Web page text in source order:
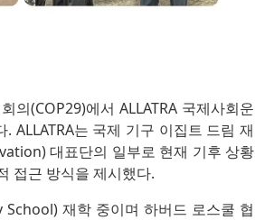
(COP29)에서 ALLATRA 국제사회운
ALLATRA는 국제 기구 이집트 드림 재
대표단의 일부로 현재 기후 상황
접근 방식을 제시했다.
재학 중이며 하버드 로스쿨 협